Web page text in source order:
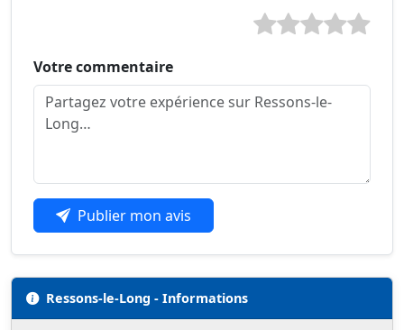
Votre commentaire
Publier mon avis
Ressons-le-Long - Informations